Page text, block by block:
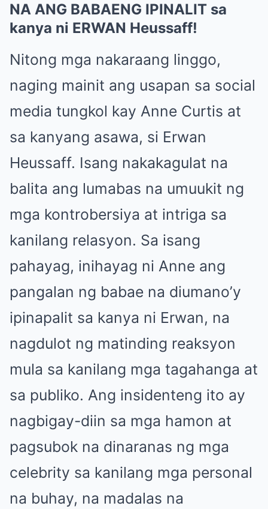
NA ANG BABAENG IPINALIT sa
kanya ni ERWAN Heussaff!
Nitong mga nakaraang linggo,
naging mainit ang usapan sa social
media tungkol kay Anne Curtis at
sa kanyang asawa, si Erwan
Heussaff. Isang nakakagulat na
balita ang lumabas na umuukit ng
mga kontrobersiya at intriga sa
kanilang relasyon. Sa isang
pahayag, inihayag ni Anne ang
pangalan ng babae na diumano’y
ipinapalit sa kanya ni Erwan, na
nagdulot ng matinding reaksyon
mula sa kanilang mga tagahanga at
sa publiko. Ang insidenteng ito ay
nagbigay-diin sa mga hamon at
pagsubok na dinaranas ng mga
celebrity sa kanilang mga personal
na buhay, na madalas na